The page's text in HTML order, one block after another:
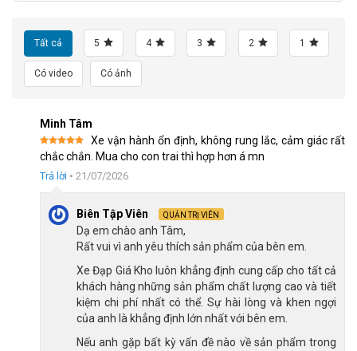
Hệ thống truyền động SHIMING 3×7 linh hoạt
động Shiming gồm 3 đĩa trước và 7 líp sau, mang đến tổng
cộng 21 tốc độ. Điều này giúp người dùng dễ dàng điều chỉnh
Tất cả 5 4 3 2 1
Có video Có ảnh
Minh Tâm
Được xếp
hạng55
sao
Xe vận hành ổn định, không rung lắc, cảm giác rất
chắc chắn. Mua cho con trai thì hợp hơn á mn
Trả lời • 21/07/2026
Biên Tập Viên QUẢN TRỊ VIÊN
Dạ em chào anh Tâm,
Rất vui vì anh yêu thích sản phẩm của bên em.
Xe Đạp Giá Kho luôn khẳng định cung cấp cho tất cả
khách hàng những sản phẩm chất lượng cao và tiết
kiệm chi phí nhất có thể. Sự hài lòng và khen ngợi
của anh là khẳng định lớn nhất với bên em.
Nếu anh gặp bất kỳ vấn đề nào về sản phẩm trong